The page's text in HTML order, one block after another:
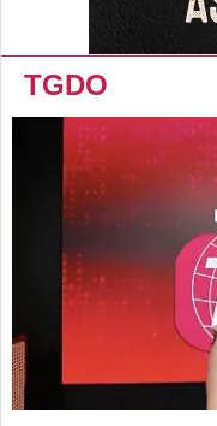
TGDO